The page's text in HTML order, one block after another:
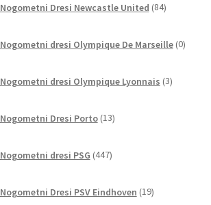
Nogometni Dresi Newcastle United 84izdelkov
Nogometni dresi Olympique De Marseille 0
Nogometni dresi Olympique Lyonnais 3izdelki
Nogometni Dresi Porto 13izdelkov
Nogometni dresi PSG 447izdelkov
Nogometni Dresi PSV Eindhoven 19izdelkov